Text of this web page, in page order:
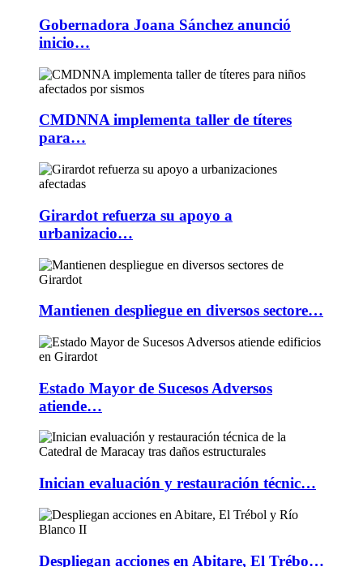
Gobernadora Joana Sánchez anunció
inicio…
CMDNNA implementa taller de títeres
para…
Girardot refuerza su apoyo a
urbanizacio…
Mantienen despliegue en diversos sectore…
Estado Mayor de Sucesos Adversos
atiende…
Inician evaluación y restauración técnic…
Despliegan acciones en Abitare, El Trébo…